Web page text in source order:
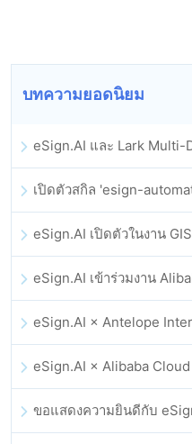
บทความยอดนิยม